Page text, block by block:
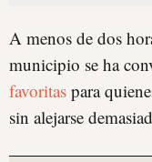
A menos de dos
municipio se ha
favoritas para
sin alejarse